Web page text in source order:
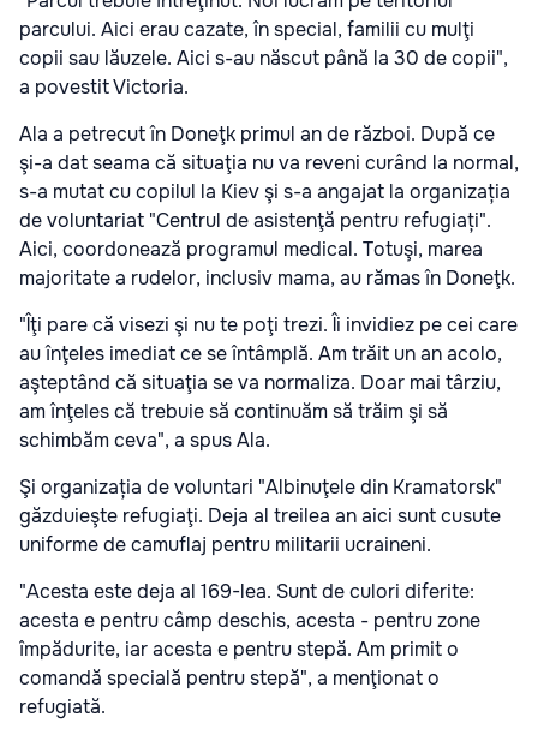
parcului. Aici erau cazate, în special, familii cu mulţi
copii sau lăuzele. Aici s-au născut până la 30 de copii",
a povestit Victoria.
Ala a petrecut în Doneţk primul an de război. După ce
şi-a dat seama că situaţia nu va reveni curând la normal,
s-a mutat cu copilul la Kiev şi s-a angajat la organizația
de voluntariat "Centrul de asistenţă pentru refugiați".
Aici, coordonează programul medical. Totuşi, marea
majoritate a rudelor, inclusiv mama, au rămas în Doneţk.
"Îţi pare că visezi şi nu te poţi trezi. Îi invidiez pe cei care
au înţeles imediat ce se întâmplă. Am trăit un an acolo,
aşteptând că situaţia se va normaliza. Doar mai târziu,
am înţeles că trebuie să continuăm să trăim şi să
schimbăm ceva", a spus Ala.
Şi organizația de voluntari "Albinuţele din Kramatorsk"
găzduieşte refugiaţi. Deja al treilea an aici sunt cusute
uniforme de camuflaj pentru militarii ucraineni.
"Acesta este deja al 169-lea. Sunt de culori diferite:
acesta e pentru câmp deschis, acesta - pentru zone
împădurite, iar acesta e pentru stepă. Am primit o
comandă specială pentru stepă", a menţionat o
refugiată.